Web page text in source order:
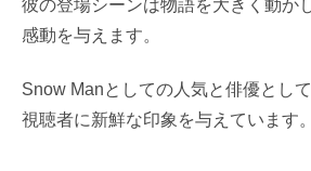
彼の登場シーンは物語を大きく動か
感動を与えます。
Snow Manとしての人気と俳優とし
視聴者に新鮮な印象を与えています。